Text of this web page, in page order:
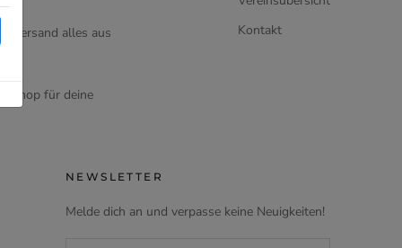
Versand alles aus
Shop für deine
Kontakt
NEWSLETTER
Melde dich an und verpasse keine Neuigkeiten!